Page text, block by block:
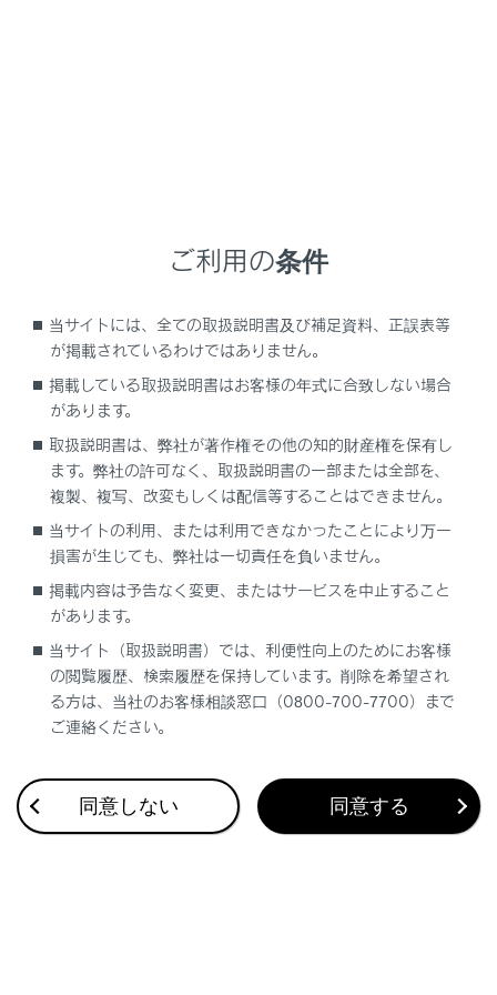
リモートメンテナンスサービスについて
合わせて見られているページ
VICS・交通情報
ナビゲーション設定
ドライブレコーダー
はい
ご利用の条件
当サイトには、全ての取扱説明書及び補足資料、正誤表等
が掲載されているわけではありません。
掲載している取扱説明書はお客様の年式に合致しない場合
があります。
取扱説明書は、弊社が著作権その他の知的財産権を保有し
ます。弊社の許可なく、取扱説明書の一部または全部を、
複製、複写、改変もしくは配信等することはできません。
当サイトの利用、または利用できなかったことにより万一
損害が生じても、弊社は一切責任を負いません。
掲載内容は予告なく変更、またはサービスを中止すること
があります。
当サイト（取扱説明書）では、利便性向上のためにお客様
の閲覧履歴、検索履歴を保持しています。削除を希望され
る方は、当社のお客様相談窓口（0800-700-7700）まで
ご連絡ください。
同意しない 同意する